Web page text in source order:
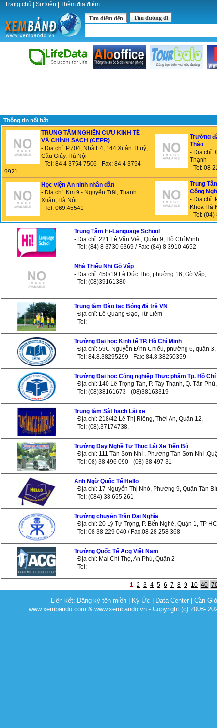
Trang chủ Sự kiện Thêm địa điểm
Tìm điểm đến Tìm đường đi
Thông tin nổi bật
TRUNG TÂM NGHIÊN CỨU KINH TẾ
VÀ CHÍNH SÁCH (CEPR)
- Địa chỉ: P.704, Nhà E4, 144 Xuân Thuỷ,
Cầu Giấy, Hà Nội
- Tel: 84 4 3754 7506 - Fax: 84 4 3754
9921
Trường
Thảo
- Địa chỉ:
Thạnh
- Tel: 08
Học viện An ninh nhân dân
- Địa chỉ: Km 9 - Nguyễn Trãi, Thanh
Xuân, Hà Nội
- Tel: 069.45541
Trung
Công
- Địa chỉ:
Khoa Hà
- Tel:
Trung Tâm Hi-Language School
- Địa chỉ: 221 Lê Văn Việt, Quận 9, Hồ Chí Minh
- Tel: (84) 8 3730 6369 / Fax: (84) 8 3910 4652
Nhà Thiếu Nhi Gò Vấp
- Địa chỉ: 450/19 Lê Đức Thọ, phường 16, Gò Vấp,
- Tel: (08)39161380
Trung tâm Đào tạo Bóng đá trẻ VN
- Địa chỉ: Lê Quang Đạo, Từ Liêm
- Tel:
Trường Đại học Kinh tế TP. Hồ Chí Minh
- Địa chỉ: 59C Nguyễn Ðình Chiểu, phường 6, quận 3,
- Tel: 84.8.38295299 - Fax: 84.8.38250359
Trường Đại học Công nghiệp Thực phẩm Tp. Hồ Chí
- Địa chỉ: 140 Lê Trọng Tấn, P. Tây Thạnh, Q. Tân Phú,
- Tel: (08)38161673 - (08)38163319
Trung tâm Sát hạch Lái xe
- Địa chỉ: 218/42 Lê Thị Riêng, Thới An, Quận 12,
- Tel: (08).37174738.
Trường Dạy Nghề Tư Thục Lái Xe Tiến Bộ
- Địa chỉ: 111 Tân Sơn Nhì , Phường Tân Sơn Nhì
- Tel: 08) 38 496 090 - (08) 38 497 31
Anh Ngữ Quốc Tế Hello
- Địa chỉ: 17 Nguyễn Thị Nhỏ, Phường 9, Quận Tân
- Tel: (084) 38 655 261
Trường chuyên Trần Đại Nghĩa
- Địa chỉ: 20 Lý Tự Trọng, P. Bến Nghé, Quận 1, TP
- Tel: 08 38 229 040 / Fax.08 28 258 368
Trường Quốc Tế Acg Việt Nam
- Địa chỉ: Mai Chí Thọ, An Phú, Quận 2
- Tel:
1 2 3 4 5 6 7 8 9 10 40
Liên kết:Đăng ký tên miền Ký Ức Data Center |Cần
www.xembando.com & www.xembando.vn - Copyright (c) 2008-